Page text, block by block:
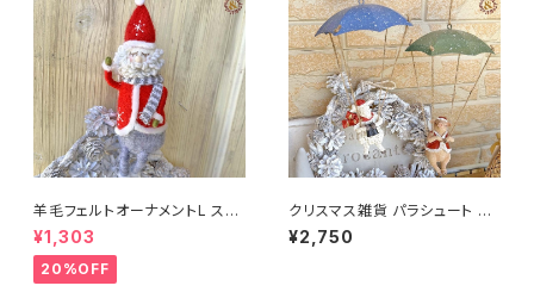
羊毛フェルトオーナメントL スマ
ートサンタ【北欧 大人 かわいい
クリスマス オーナメント オブジ
ェ Christmas xmas 置物 ディ
スプレイ おしゃれ 可愛い イン
¥1,303
20%OFF
クリスマス雑貨 パラシュート シ
ープ＆ピッグ
¥2,750